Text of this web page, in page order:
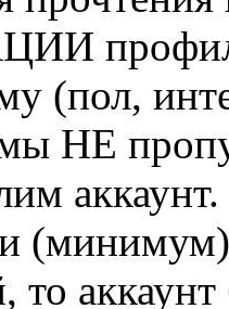
профиль
(пол,
НЕ
то